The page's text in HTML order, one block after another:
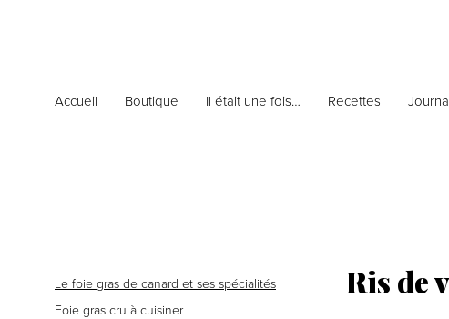
Accueil Boutique Il était une fois… Recettes
Ris de
Le foie gras de canard et ses spécialités
Foie gras cru à cuisiner